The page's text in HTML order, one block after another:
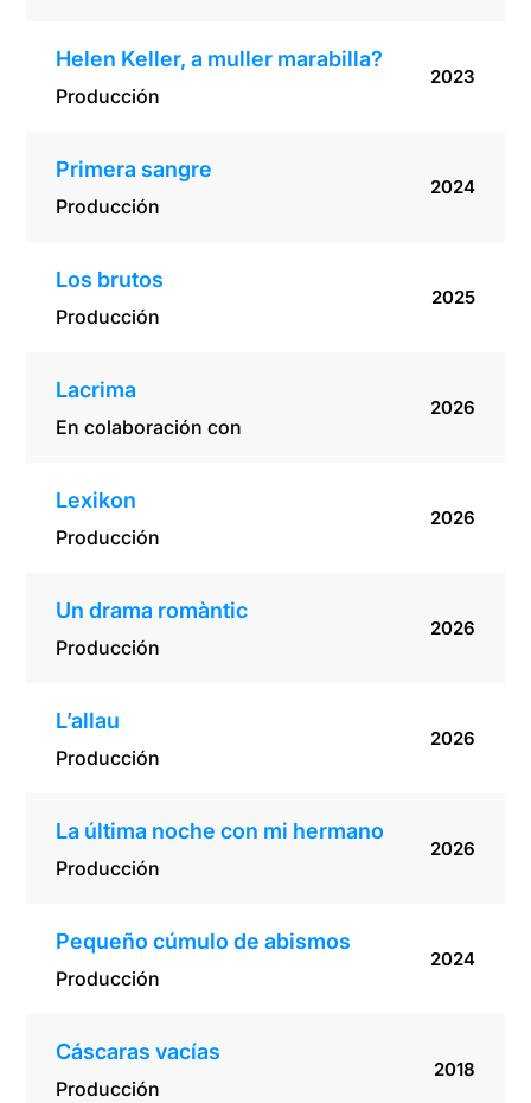
Helen Keller, a muller marabilla?
Producción
2023
Primera sangre
Producción
2024
Los brutos
Producción
2025
Lacrima
En colaboración con
2026
Lexikon
Producción
2026
Un drama romàntic
Producción
2026
L’allau
Producción
2026
La última noche con mi hermano
Producción
2026
Pequeño cúmulo de abismos
Producción
2024
Cáscaras vacías
Producción
2018